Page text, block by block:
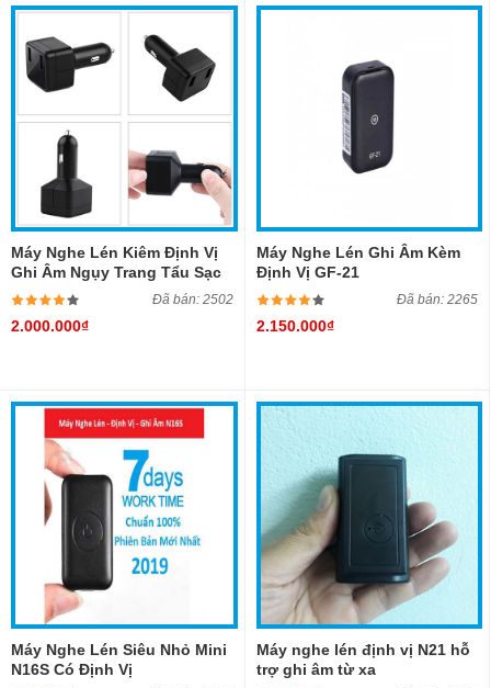
Máy Nghe Lén Kiêm Định Vị
Ghi Âm Ngụy Trang Tẩu Sạc
Cho Ô Tô
Đã bán: 2502
2.000.000₫
Máy Nghe Lén Ghi Âm Kèm
Định Vị GF-21
Đã bán: 2265
2.150.000₫
Máy Nghe Lén Siêu Nhỏ Mini
N16S Có Định Vị
Máy nghe lén định vị N21 hỗ
trợ ghi âm từ xa